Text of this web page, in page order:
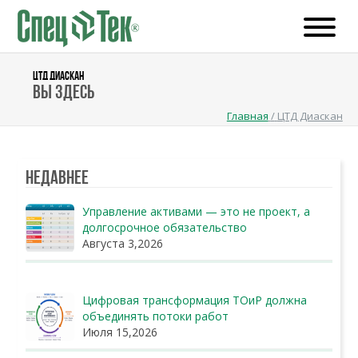
ЦТД ДИАСКАН
Вы здесь
Главная / ЦТД Диаскан
Недавнее
Управление активами — это не проект, а
долгосрочное обязательство
Августа 3,2026
Цифровая трансформация ТОиР должна
объединять потоки работ
Июля 15,2026